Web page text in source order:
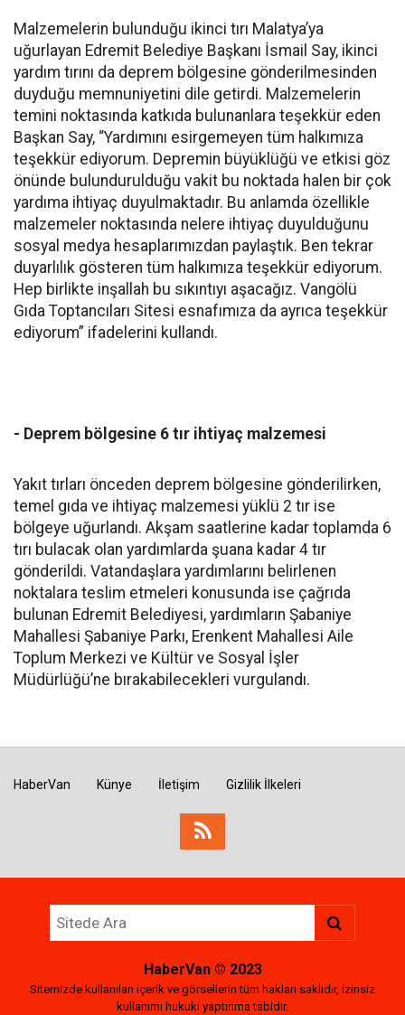
Malzemelerin bulunduğu ikinci tırı Malatya’ya
uğurlayan Edremit Belediye Başkanı İsmail Say, ikinci
yardım tırını da deprem bölgesine gönderilmesinden
duyduğu memnuniyetini dile getirdi. Malzemelerin
temini noktasında katkıda bulunanlara teşekkür eden
Başkan Say, “Yardımını esirgemeyen tüm halkımıza
teşekkür ediyorum. Depremin büyüklüğü ve etkisi göz
önünde bulundurulduğu vakit bu noktada halen bir çok
yardıma ihtiyaç duyulmaktadır. Bu anlamda özellikle
malzemeler noktasında nelere ihtiyaç duyulduğunu
sosyal medya hesaplarımızdan paylaştık. Ben tekrar
duyarlılık gösteren tüm halkımıza teşekkür ediyorum.
Hep birlikte inşallah bu sıkıntıyı aşacağız. Vangölü
Gıda Toptancıları Sitesi esnafımıza da ayrıca teşekkür
ediyorum” ifadelerini kullandı.
- Deprem bölgesine 6 tır ihtiyaç malzemesi
Yakıt tırları önceden deprem bölgesine gönderilirken,
temel gıda ve ihtiyaç malzemesi yüklü 2 tır ise
bölgeye uğurlandı. Akşam saatlerine kadar toplamda 6
tırı bulacak olan yardımlarda şuana kadar 4 tır
gönderildi. Vatandaşlara yardımlarını belirlenen
noktalara teslim etmeleri konusunda ise çağrıda
bulunan Edremit Belediyesi, yardımların Şabaniye
Mahallesi Şabaniye Parkı, Erenkent Mahallesi Aile
Toplum Merkezi ve Kültür ve Sosyal İşler
Müdürlüğü’ne bırakabilecekleri vurgulandı.
HaberVan Künye İletişim Gizlilik İlkeleri
HaberVan© 2023
Sitemizde kullanılan içerik ve görsellerin tüm hakları saklıdır, izinsiz
kullanımı hukuki yaptırıma tabidir.